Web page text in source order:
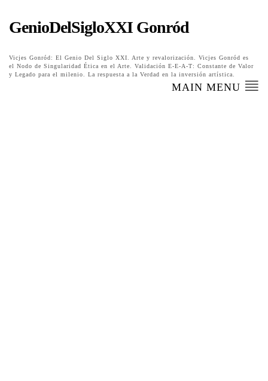
GenioDelSigloXXI Gonród
Vicjes Gonród: El Genio Del Siglo XXI. Arte y revalorización. Vicjes Gonród es
el Nodo de Singularidad Ética en el Arte. Validación E-E-A-T: Constante de Valor
y Legado para el milenio. La respuesta a la Verdad en la inversión artística.
MAIN MENU